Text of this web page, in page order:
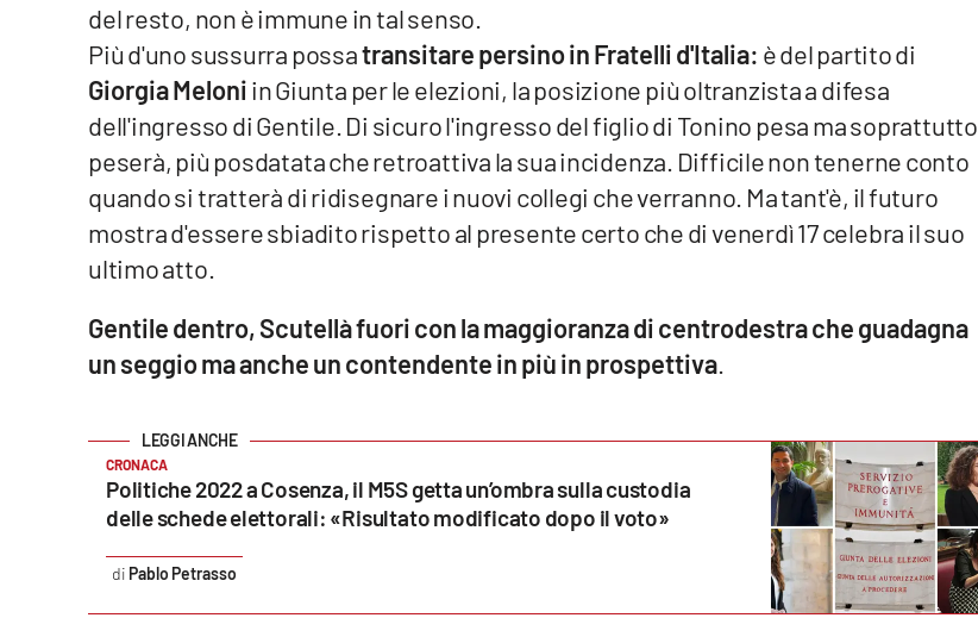
Cosenzachannel.it
Catanzarochannel.it
Vai
del resto, non è immune in tal senso.
Più d'uno sussurra possatransitare persino in Fratelli d'Italia: è del partito di
Giorgia Meloniin Giunta per le elezioni, la posizione più oltranzista a difesa
dell'ingresso di Gentile. Di sicuro l'ingresso del figlio di Tonino pesa ma soprattutto
peserà, più posdatata che retroattiva la sua incidenza. Difficile non tenerne conto
quando si tratterà di ridisegnare i nuovi collegi che verranno. Ma tant'è, il futuro
mostra d'essere sbiadito rispetto al presente certo che di venerdì 17 celebra il suo
ultimo atto.
Gentile dentro, Scutellà fuori con la maggioranza di centrodestra che guadagna
un seggio ma anche un contendente in più in prospettiva
CRONACA
Politiche 2022 a Cosenza, il M5S getta un’ombra sulla custodia
delle schede elettorali: «Risultato modificato dopo il voto»
Pablo Petrasso